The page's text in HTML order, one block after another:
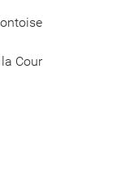
Cour